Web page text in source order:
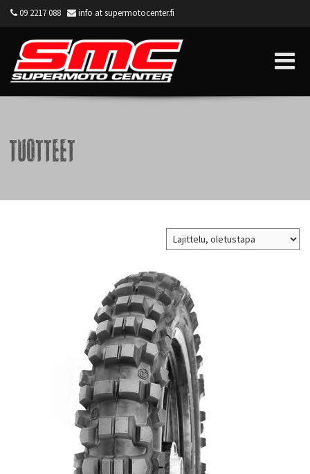
09 2217 088 info at supermotocenter.fi
Tuotteet